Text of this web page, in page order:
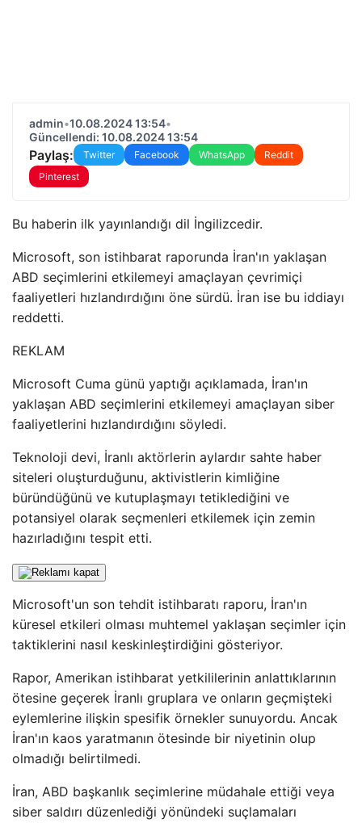
admin•10.08.2024 13:54•
Güncellendi: 10.08.2024 13:54
Paylaş: Twitter Facebook WhatsApp
Reddit
Pinterest
Bu haberin ilk yayınlandığı dil İngilizcedir.
Microsoft, son istihbarat raporunda İran'ın yaklaşan
ABD seçimlerini etkilemeyi amaçlayan çevrimiçi
faaliyetleri hızlandırdığını öne sürdü. İran ise bu iddiayı
reddetti.
REKLAM
Microsoft Cuma günü yaptığı açıklamada, İran'ın
yaklaşan ABD seçimlerini etkilemeyi amaçlayan siber
faaliyetlerini hızlandırdığını söyledi.
Teknoloji devi, İranlı aktörlerin aylardır sahte haber
siteleri oluşturduğunu, aktivistlerin kimliğine
büründüğünü ve kutuplaşmayı tetiklediğini ve
potansiyel olarak seçmenleri etkilemek için zemin
hazırladığını tespit etti.
Microsoft'un son tehdit istihbaratı raporu, İran'ın
küresel etkileri olması muhtemel yaklaşan seçimler için
taktiklerini nasıl keskinleştirdiğini gösteriyor.
Rapor, Amerikan istihbarat yetkililerinin anlattıklarının
ötesine geçerek İranlı gruplara ve onların geçmişteki
eylemlerine ilişkin spesifik örnekler sunuyordu. Ancak
İran'ın kaos yaratmanın ötesinde bir niyetinin olup
olmadığı belirtilmedi.
İran, ABD başkanlık seçimlerine müdahale ettiği veya
siber saldırı düzenlediği yönündeki suçlamaları